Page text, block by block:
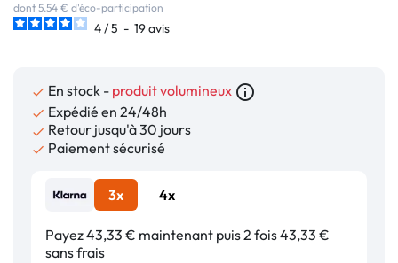
dont 5.54 € d'éco-participation
4/5 - 19avis
 En stock - produit volumineux info_outline
 Expédié en 24/48h
 Retour jusqu'à 30 jours
 Paiement sécurisé
3x 4x
Payez 43,33 € maintenant puis 2 fois 43,33 €
sans frais